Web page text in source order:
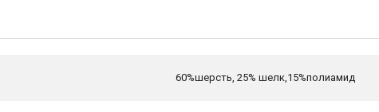
60%шерсть, 25% шелк,15%полиамид